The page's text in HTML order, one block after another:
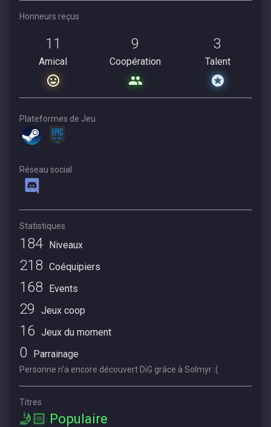
Honneurs reçus
11
Amical
9
Coopération
3
Talent
Plateformes de Jeu
Réseau social
Statistiques
184 Niveaux
218 Coéquipiers
168 Events
29 Jeux coop
16 Jeux du moment
0 Parrainage
Personne n'a encore découvert DiG grâce à Solmyr :(
Titres
🤳🏻 Populaire